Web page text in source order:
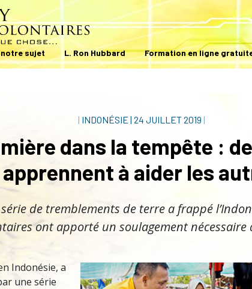
notre sujet L. Ron Hubbard Formation en ligne
| INDONÉSIE | 24 JUILLET 2019 |
dans la tempête :
apprennent à aider les
de tremblements de terre a frappé
ont apporté un soulagement nécessaire
Indonésie, a
une série